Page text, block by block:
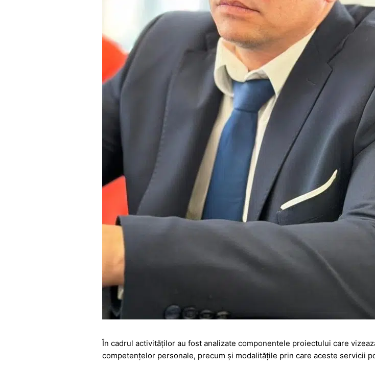
În cadrul activităților au fost analizate componentele proiectului care
competențelor personale, precum și modalitățile prin care aceste servicii